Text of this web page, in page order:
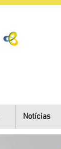
Notícias